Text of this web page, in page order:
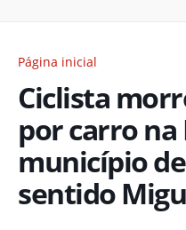
Página inicial
Ciclista
por carro na
município
sentido